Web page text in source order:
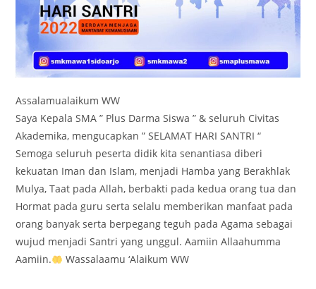
Assalamualaikum WW
Saya Kepala SMA ” Plus Darma Siswa ” & seluruh Civitas
Akademika, mengucapkan ” SELAMAT HARI SANTRI “
Semoga seluruh peserta didik kita senantiasa diberi
kekuatan Iman dan Islam, menjadi Hamba yang Berakhlak
Mulya, Taat pada Allah, berbakti pada kedua orang tua dan
Hormat pada guru serta selalu memberikan manfaat pada
orang banyak serta berpegang teguh pada Agama sebagai
wujud menjadi Santri yang unggul. Aamiin Allaahumma
Aamiin.
Wassalaamu ‘Alaikum WW